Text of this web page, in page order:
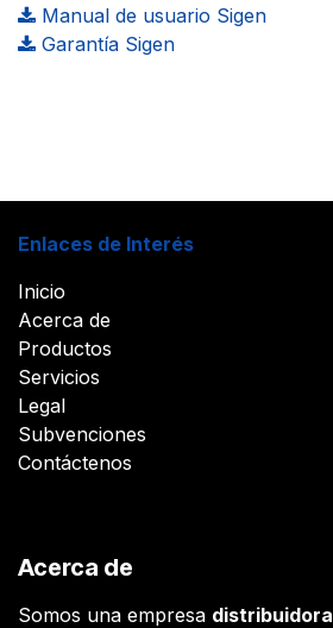
Manual de usuario Sigen
Garantía Sigen
Enlaces de Interés
Inicio
Acerca de
Productos
Servicios
Legal
Subvenciones
Contáctenos
Acerca de
Somos una empresa distribuidora